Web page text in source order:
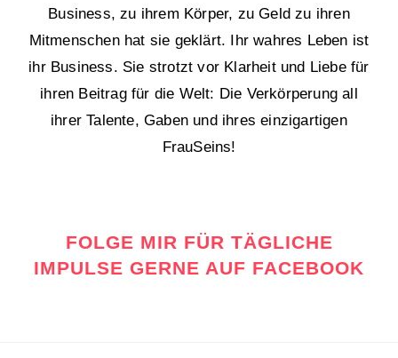
Business, zu ihrem Körper, zu Geld zu ihren
Mitmenschen hat sie geklärt. Ihr wahres Leben ist
ihr Business. Sie strotzt vor Klarheit und Liebe für
ihren Beitrag für die Welt: Die Verkörperung all
ihrer Talente, Gaben und ihres einzigartigen
FrauSeins!
FOLGE MIR FÜR TÄGLICHE
IMPULSE GERNE AUF FACEBOOK